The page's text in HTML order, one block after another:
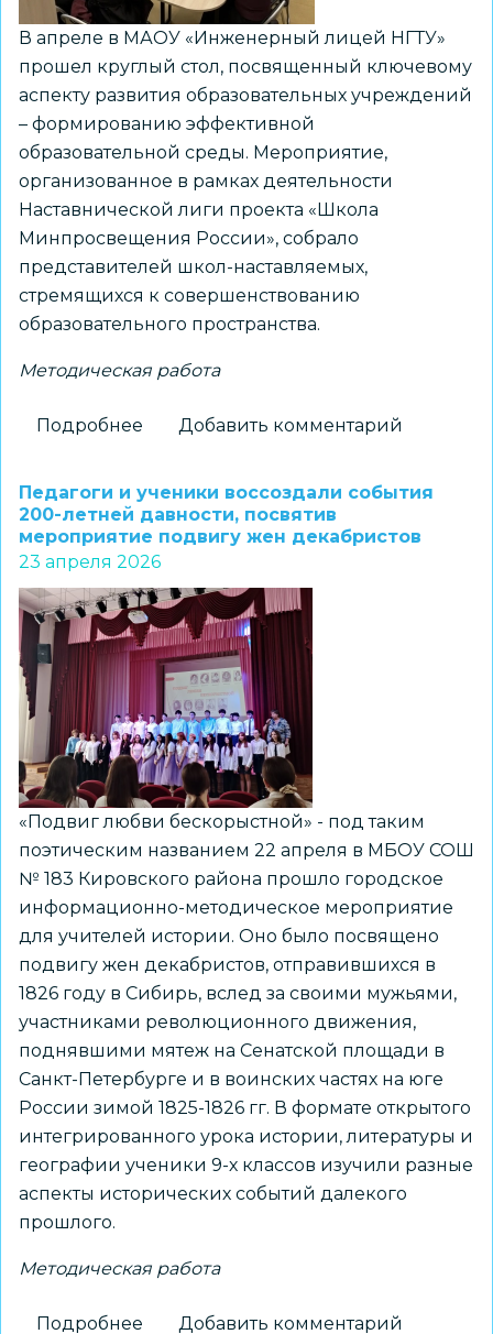
В апреле в МАОУ «Инженерный лицей НГТУ»
прошел круглый стол, посвященный ключевому
аспекту развития образовательных учреждений
– формированию эффективной
образовательной среды. Мероприятие,
организованное в рамках деятельности
Наставнической лиги проекта «Школа
Минпросвещения России», собрало
представителей школ-наставляемых,
стремящихся к совершенствованию
образовательного пространства.
Методическая работа
Подробнее
«Инженерный
лицей
НГТУ»
обсудили
совершенствование
образовательной
среды
Добавить комментарий
Педагоги и ученики воссоздали события
200-летней давности, посвятив
мероприятие подвигу жен декабристов
23 апреля 2026
«Подвиг любви бескорыстной» - под таким
поэтическим названием 22 апреля в МБОУ СОШ
№ 183 Кировского района прошло городское
информационно-методическое мероприятие
для учителей истории. Оно было посвящено
подвигу жен декабристов, отправившихся в
1826 году в Сибирь, вслед за своими мужьями,
участниками революционного движения,
поднявшими мятеж на Сенатской площади в
Санкт-Петербурге и в воинских частях на юге
России зимой 1825-1826 гг. В формате открытого
интегрированного урока истории, литературы и
географии ученики 9-х классов изучили разные
аспекты исторических событий далекого
прошлого.
Методическая работа
Подробнее Добавить комментарий